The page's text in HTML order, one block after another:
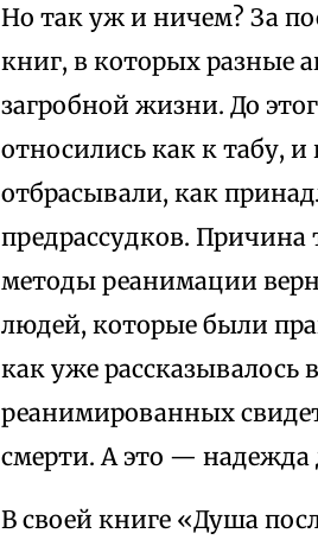
Но так уж и ничем? За
книг, в которых разные
загробной жизни. До
относились как к табу,
отбрасывали, как
предрассудков.
методы реанимации
людей, которые были
как уже рассказывалось
реанимированных
смерти. А это — надежда
В своей книге «Душа